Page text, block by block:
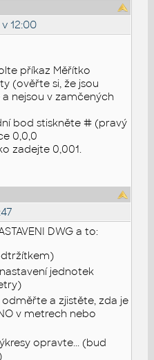
12:00
příkaz Měřítko
(ověřte si, že jsou
nejsou v zamčených
bod stiskněte # (pravý
0,0,0
zadejte 0,001.
DWG a to:
jednotek
a zjistěte, zda je
v metrech nebo
opravte... (bud